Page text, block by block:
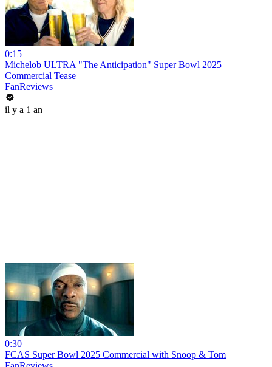
0:15
Michelob ULTRA "The Anticipation" Super Bowl 2025
Commercial Tease
FanReviews
il y a 1 an
0:30
FCAS Super Bowl 2025 Commercial with Snoop & Tom